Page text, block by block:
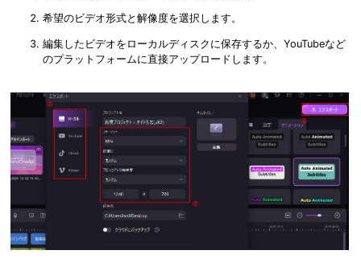
希望のビデオ形式と解像度を選択します。
編集したビデオをローカルディスクに保存するか、YouTubeなど
のプラットフォームに直接アップロードします。